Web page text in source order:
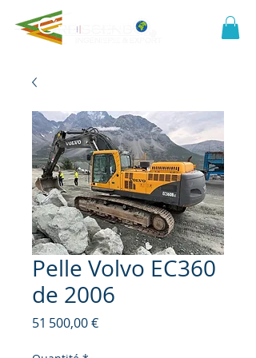
Pelle Volvo EC360
de 2006
51 500,00 €Prix